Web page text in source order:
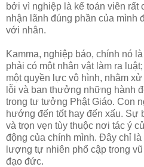
bởi vì nghiệp là kế toán viên rất
nhận lãnh đúng phần của mình
với nhân.
Kamma, nghiệp báo, chính nó
phải có một nhân vật làm ra
một quyền lực vô hình, nhằm
lỗi và ban thưởng những hành
trong tư tưởng Phật Giáo. Con
hướng đến tốt hay đến xấu. Sự
và trọn vẹn tùy thuộc nơi tác ý
động của chính mình. Ðây chỉ
lượng tự nhiên phổ cập trong
đạo đức.